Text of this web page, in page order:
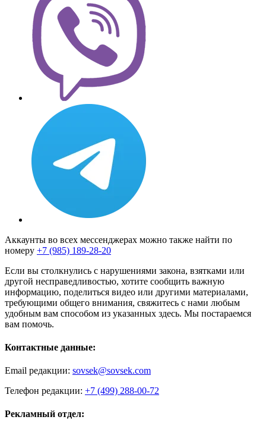
Аккаунты во всех мессенджерах можно также найти по
номеру +7 (985) 189-28-20
Если вы столкнулись с нарушениями закона, взятками или
другой несправедливостью, хотите сообщить важную
информацию, поделиться видео или другими материалами,
требующими общего внимания, свяжитесь с нами любым
удобным вам способом из указанных здесь. Мы постараемся
вам помочь.
Контактные данные:
Email редакции: sovsek@sovsek.com
Телефон редакции: +7 (499) 288-00-72
Рекламный отдел: